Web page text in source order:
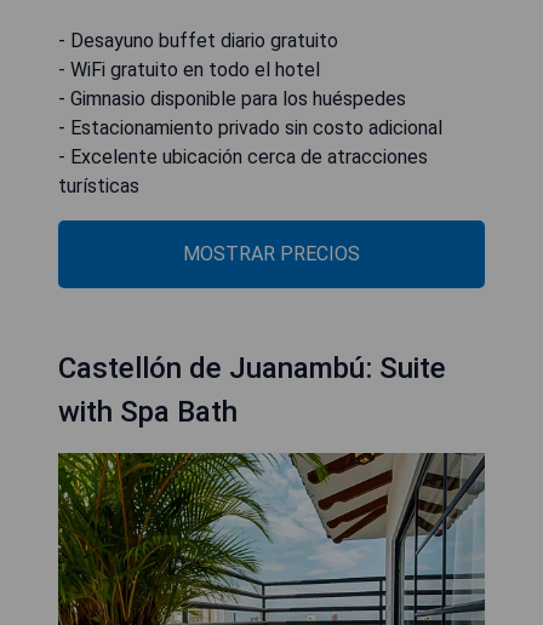
- Desayuno buffet diario gratuito
- WiFi gratuito en todo el hotel
- Gimnasio disponible para los huéspedes
- Estacionamiento privado sin costo adicional
- Excelente ubicación cerca de atracciones
turísticas
MOSTRAR PRECIOS
Castellón de Juanambú: Suite
with Spa Bath